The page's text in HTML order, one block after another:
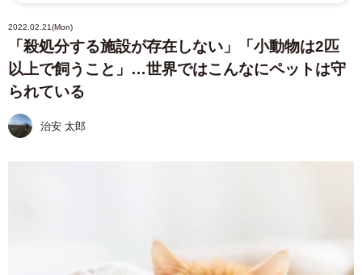
2022.02.21(Mon)
「殺処分する施設が存在しない」「小動物は2匹
以上で飼うこと」…世界ではこんなにペットは守
られている
治安 太郎